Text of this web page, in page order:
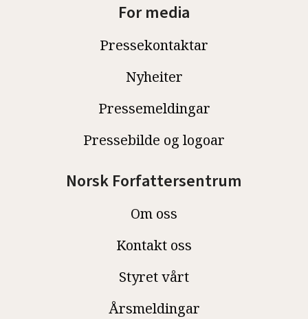
For media
Pressekontaktar
Nyheiter
Pressemeldingar
Pressebilde og logoar
Norsk Forfattersentrum
Om oss
Kontakt oss
Styret vårt
Årsmeldingar